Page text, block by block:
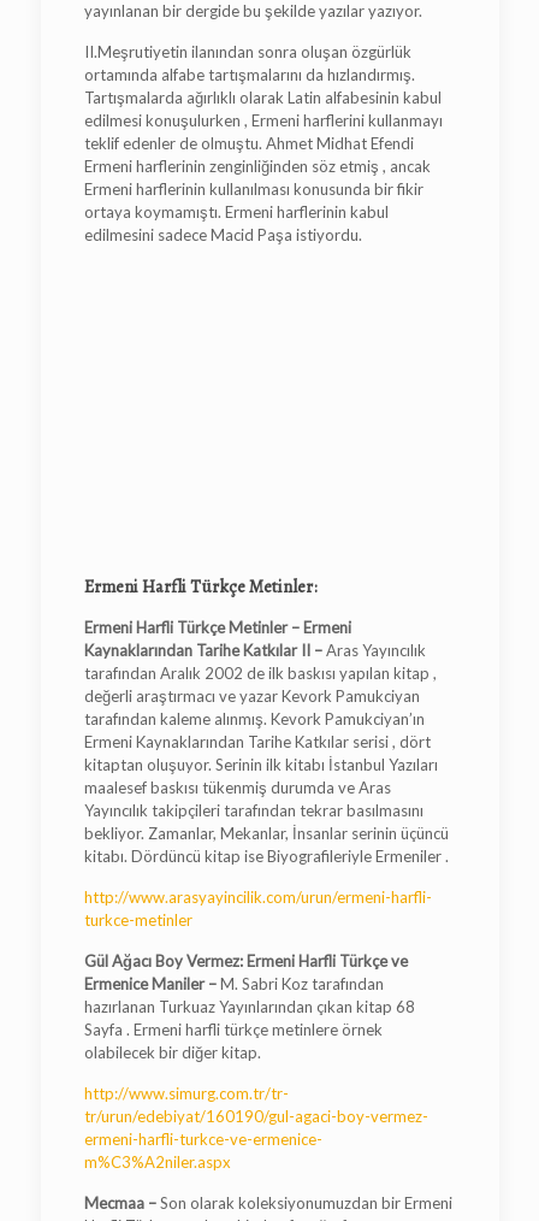
yayınlanan bir dergide bu şekilde yazılar yazıyor.
II.Meşrutiyetin ilanından sonra oluşan özgürlük
ortamında alfabe tartışmalarını da hızlandırmış.
Tartışmalarda ağırlıklı olarak Latin alfabesinin kabul
edilmesi konuşulurken , Ermeni harflerini kullanmayı
teklif edenler de olmuştu. Ahmet Midhat Efendi
Ermeni harflerinin zenginliğinden söz etmiş , ancak
Ermeni harflerinin kullanılması konusunda bir fikir
ortaya koymamıştı. Ermeni harflerinin kabul
edilmesini sadece Macid Paşa istiyordu.
Ermeni Harfli Türkçe Metinler:
Ermeni Harfli Türkçe Metinler – Ermeni
Kaynaklarından Tarihe Katkılar II –Aras Yayıncılık
tarafından Aralık 2002 de ilk baskısı yapılan kitap ,
değerli araştırmacı ve yazar Kevork Pamukciyan
tarafından kaleme alınmış. Kevork Pamukciyan’ın
Ermeni Kaynaklarından Tarihe Katkılar serisi , dört
kitaptan oluşuyor. Serinin ilk kitabı İstanbul Yazıları
maalesef baskısı tükenmiş durumda ve Aras
Yayıncılık takipçileri tarafından tekrar basılmasını
bekliyor. Zamanlar, Mekanlar, İnsanlar serinin üçüncü
kitabı. Dördüncü kitap ise Biyografileriyle Ermeniler .
http://www.arasyayincilik.com/urun/ermeni-harfli-
turkce-metinler
Gül Ağacı Boy Vermez: Ermeni Harfli Türkçe ve
Ermenice Maniler –M. Sabri Koz tarafından
hazırlanan Turkuaz Yayınlarından çıkan kitap 68
Sayfa . Ermeni harfli türkçe metinlere örnek
olabilecek bir diğer kitap.
http://www.simurg.com.tr/tr-
tr/urun/edebiyat/160190/gul-agaci-boy-vermez-
ermeni-harfli-turkce-ve-ermenice-
m%C3%A2niler.aspx
Mecmaa –Son olarak koleksiyonumuzdan bir Ermeni